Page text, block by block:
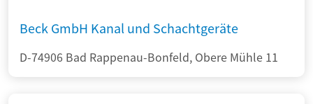
Beck GmbH Kanal und Schachtgeräte
D-74906 Bad Rappenau-Bonfeld, Obere Mühle 11